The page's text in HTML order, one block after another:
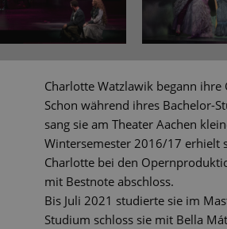
Charlotte Watzlawik begann
Schon während ihres Bachelor-
sang sie am Theater Aachen
Wintersemester 2016/17 erhielt
Charlotte bei den
mit Bestnote abschloss.
Bis Juli 2021 studierte sie im
Studium schloss sie mit Bella